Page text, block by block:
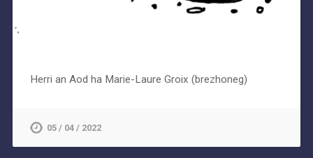
Herri an Aod ha Marie-Laure Groix (brezhoneg)
05 / 04 / 2022